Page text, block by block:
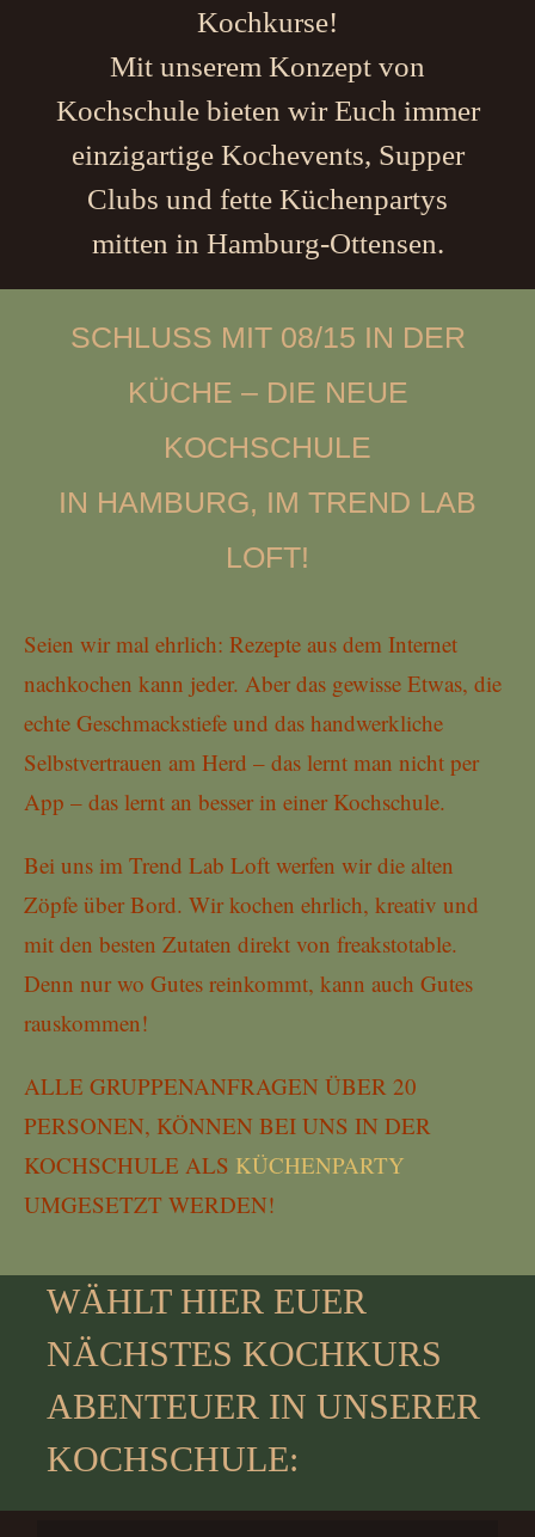
Kochkurse!
Mit unserem Konzept von
Kochschule bieten wir Euch immer
einzigartige Kochevents, Supper
Clubs und fette Küchenpartys
mitten in Hamburg-Ottensen.
SCHLUSS MIT 08/15 IN DER
KÜCHE – DIE NEUE
KOCHSCHULE
IN HAMBURG, IM TREND LAB
LOFT!
Seien wir mal ehrlich: Rezepte aus dem Internet
nachkochen kann jeder. Aber das gewisse Etwas, die
echte Geschmackstiefe und das handwerkliche
Selbstvertrauen am Herd – das lernt man nicht per
App – das lernt an besser in einer Kochschule.
Bei uns im Trend Lab Loft werfen wir die alten
Zöpfe über Bord. Wir kochen ehrlich, kreativ und
mit den besten Zutaten direkt von freakstotable.
Denn nur wo Gutes reinkommt, kann auch Gutes
rauskommen!
ALLE GRUPPENANFRAGEN ÜBER 20
PERSONEN, KÖNNEN BEI UNS IN DER
KOCHSCHULE ALS KÜCHENPARTY
UMGESETZT WERDEN!
WÄHLT HIER EUER
NÄCHSTES KOCHKURS
ABENTEUER IN UNSERER
KOCHSCHULE: